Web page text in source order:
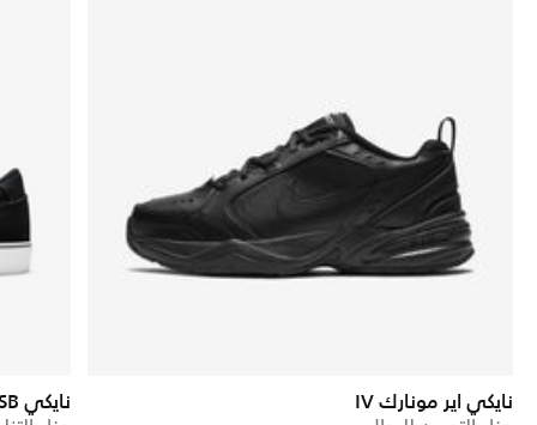
نايكي اير مونارك IV
نايكي SB شرون 2